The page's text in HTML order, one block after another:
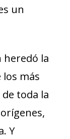
un
heredó la
los más
toda la
Y